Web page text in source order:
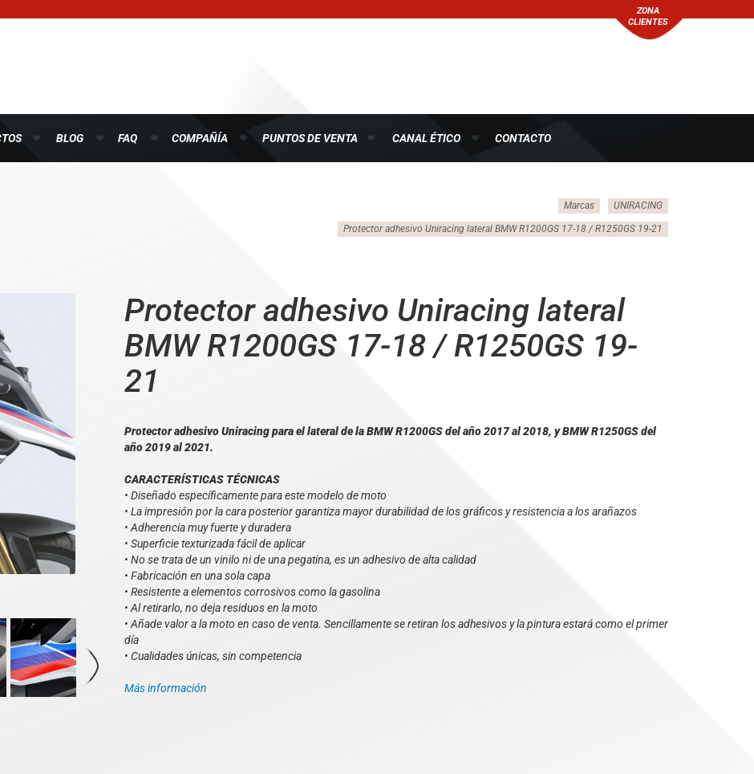
ZONA
CLIENTES
BLOG FAQ COMPAÑÍA PUNTOS DE VENTA CANAL ÉTICO CONTACTO
Marcas UNIRACING
Protector adhesivo Uniracing lateral BMW R1200GS 17-18 / R1250GS 19-21
Protector adhesivo Uniracing lateral
BMW R1200GS 17-18 / R1250GS 19-
21
Protector adhesivo Uniracing para el lateral de la BMW R1200GS del año 2017 al 2018, y BMW R1250GS del
año 2019 al 2021.
CARACTERÍSTICAS TÉCNICAS
• Diseñado específicamente para este modelo de moto
• La impresión por la cara posterior garantiza mayor durabilidad de los gráficos y resistencia a los arañazos
• Adherencia muy fuerte y duradera
• Superficie texturizada fácil de aplicar
• No se trata de un vinilo ni de una pegatina, es un adhesivo de alta calidad
• Fabricación en una sola capa
• Resistente a elementos corrosivos como la gasolina
• Al retirarlo, no deja residuos en la moto
• Añade valor a la moto en caso de venta. Sencillamente se retiran los adhesivos y la pintura estará como el primer
día
• Cualidades únicas, sin competencia
Más información